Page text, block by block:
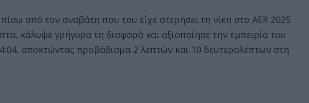
από τον αναβάτη που του είχε στερήσει τη νίκη στο AER 2025
κάλυψε γρήγορα τη διαφορά και αξιοποίησε την εμπειρία του
αποκτώντας προβάδισμα 2 λεπτών και 10 δευτερολέπτων στη